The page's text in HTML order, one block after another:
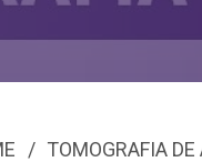
TOMOGRAFIA DE